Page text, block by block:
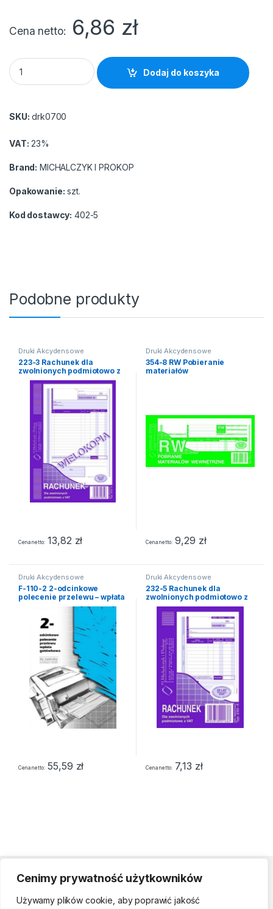
Cenimy prywatność użytkowników
Używamy plików cookie, aby poprawić jakość
Cena netto 6,86 zł
402-5 KW Dowód wypłaty A6 wielokopia quantity
Dodaj do koszyka
SKU: drk0700
VAT: 23%
Brand: MICHALCZYK I PROKOP
Opakowanie: szt.
Kod dostawcy: 402-5
Podobne produkty
Druki Akcydensowe
223-3 Rachunek dla
zwolnionych podmiotowo z
VAT
Cena netto 13,82 zł
Druki Akcydensowe
354-8 RW Pobieranie
materiałów
Cena netto 9,29 zł
Druki Akcydensowe
F-110-2 2-odcinkowe
polecenie przelewu – wpłata
Cena netto 55,59 zł
Druki Akcydensowe
232-5 Rachunek dla
zwolnionych podmiotowo z
VAT
Cena netto 7,13 zł
Strefa klienta